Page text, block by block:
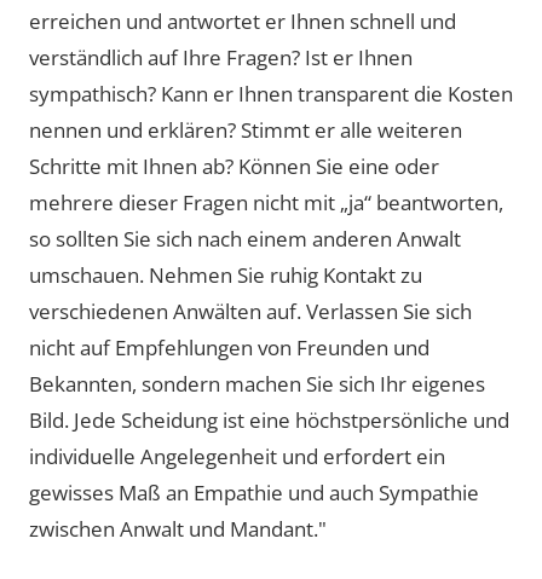
erreichen und antwortet er Ihnen schnell und
verständlich auf Ihre Fragen? Ist er Ihnen
sympathisch? Kann er Ihnen transparent die Kosten
nennen und erklären? Stimmt er alle weiteren
Schritte mit Ihnen ab? Können Sie eine oder
mehrere dieser Fragen nicht mit „ja“ beantworten,
so sollten Sie sich nach einem anderen Anwalt
umschauen. Nehmen Sie ruhig Kontakt zu
verschiedenen Anwälten auf. Verlassen Sie sich
nicht auf Empfehlungen von Freunden und
Bekannten, sondern machen Sie sich Ihr eigenes
Bild. Jede Scheidung ist eine höchstpersönliche und
individuelle Angelegenheit und erfordert ein
gewisses Maß an Empathie und auch Sympathie
zwischen Anwalt und Mandant."